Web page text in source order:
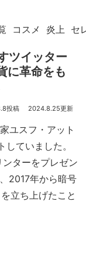
コスメ 炎上 セ
ツイッター
に革命をも
2024.8.25
ユスフ・アット
していました。
ターをプレゼン
2017年から暗号
立ち上げたこと